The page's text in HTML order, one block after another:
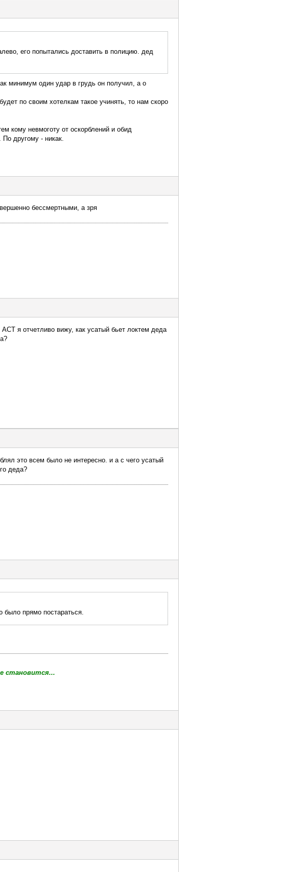
его попытались доставить в полицию. дед
минимум один удар в грудь он получил, а о
по своим хотелкам такое учинять, то нам скоро
кому невмоготу от оскорблений и обид
По другому - никак.
бессмертными, а зря
я отчетливо вижу, как усатый бьет локтем деда
это всем было не интересно. и а с чего усатый
деда?
было прямо постараться.
становится...